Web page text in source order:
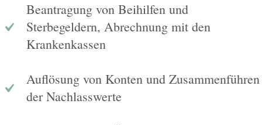
Beantragung von Beihilfen und
Sterbegeldern, Abrechnung mit den
Krankenkassen
Auflösung von Konten und Zusammenführen
der Nachlasswerte